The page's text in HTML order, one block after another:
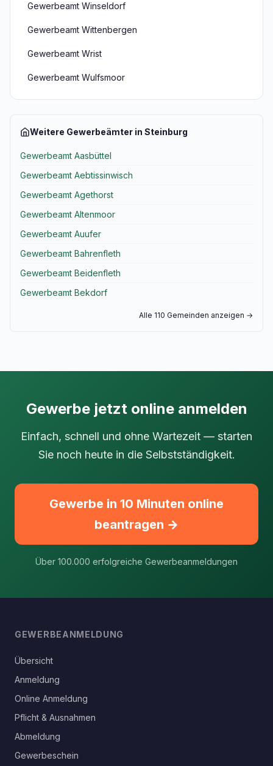
Gewerbeamt Winseldorf
Gewerbeamt Wittenbergen
Gewerbeamt Wrist
Gewerbeamt Wulfsmoor
Weitere Gewerbeämter in Steinburg
Gewerbeamt Aasbüttel
Gewerbeamt Aebtissinwisch
Gewerbeamt Agethorst
Gewerbeamt Altenmoor
Gewerbeamt Auufer
Gewerbeamt Bahrenfleth
Gewerbeamt Beidenfleth
Gewerbeamt Bekdorf
Alle 110 Gemeinden anzeigen →
Gewerbe jetzt online anmelden
Einfach, schnell und ohne Wartezeit — starten
Sie noch heute in die Selbstständigkeit.
Gewerbe in 10 Minuten online
beantragen →
Über 100.000 erfolgreiche Gewerbeanmeldungen
GEWERBEANMELDUNG
Übersicht
Anmeldung
Online Anmeldung
Pflicht & Ausnahmen
Abmeldung
Gewerbeschein